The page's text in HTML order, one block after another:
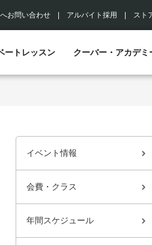
お問い合わせ アルバイト採用 スト
ートレッスン クーバー・アカデミ
イベント情報
会費・クラス
年間スケジュール